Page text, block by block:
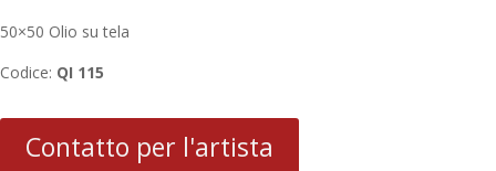
50×50 Olio su tela
Codice: QI 115
Contatto per l'artista